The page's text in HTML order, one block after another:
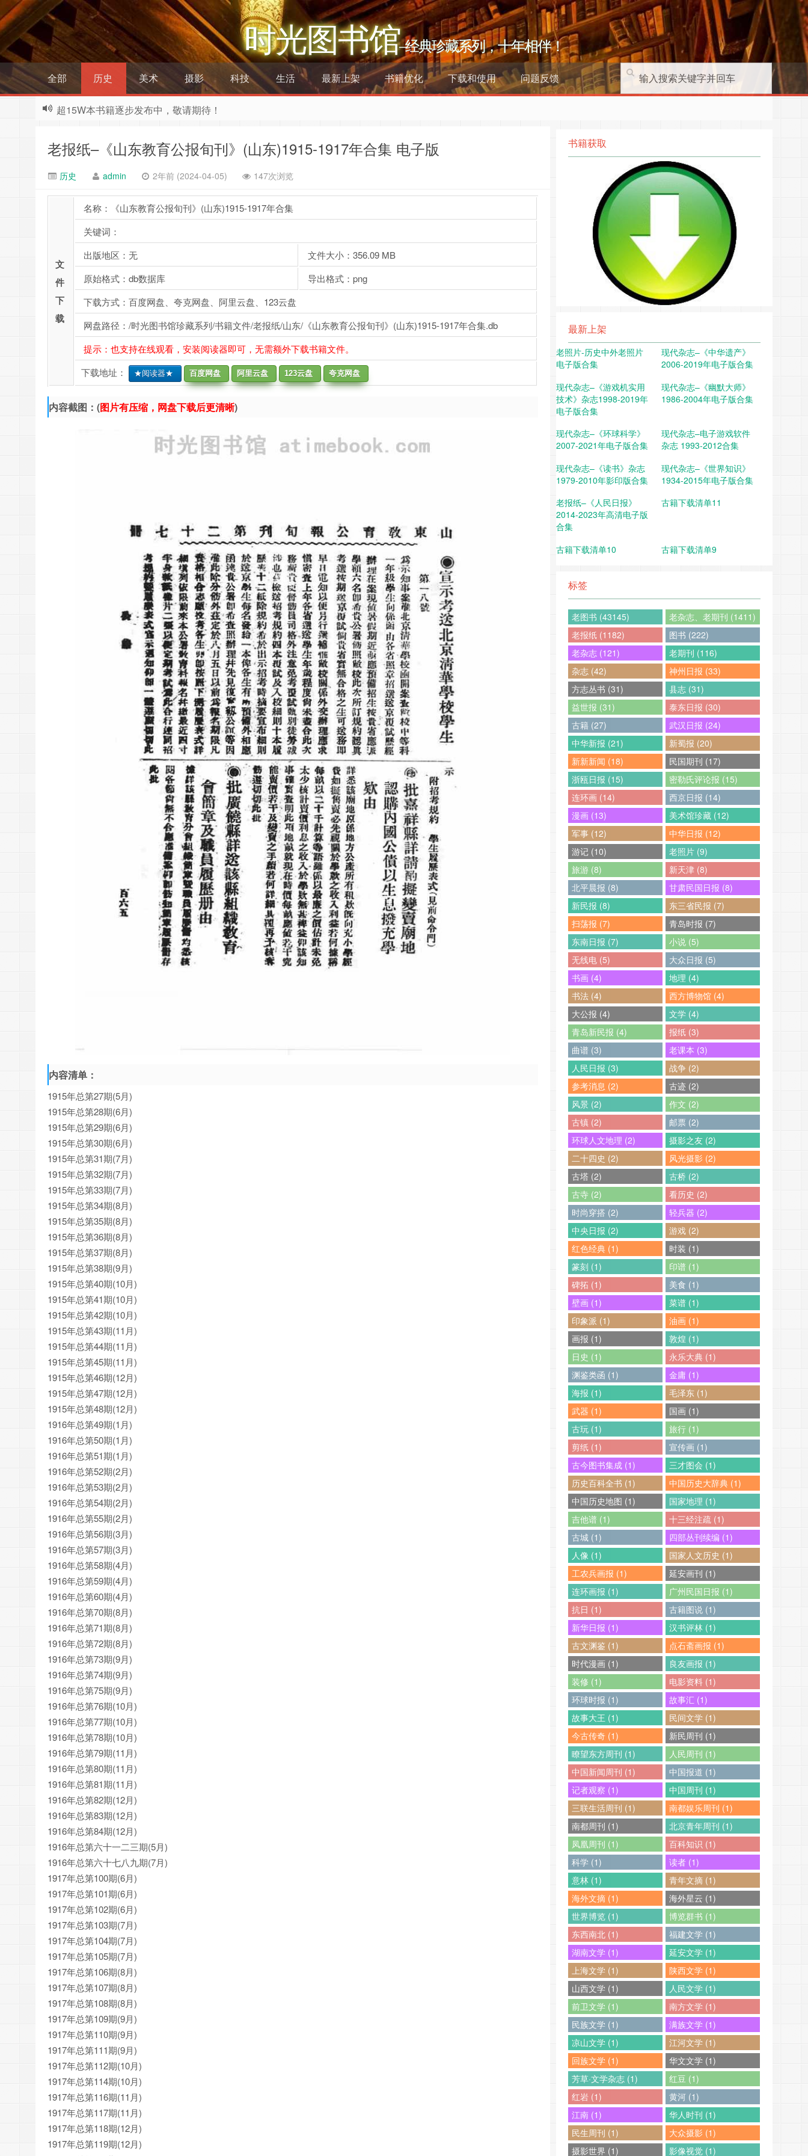
时光图书馆–经典珍藏系列，十年相伴！
全部 历史 美术 摄影 科技 生活 最新上架 书籍优化 下载和使用 问题反馈
超15W本书籍逐步发布中，敬请期待！
老报纸–《山东教育公报旬刊》(山东)1915-1917年合集 电子版
历史 admin 2年前 (2024-04-05) 147次浏览
文
件
下
载
名称：《山东教育公报旬刊》(山东)1915-1917年合集
关键词：
出版地区：无
文件大小：356.09 MB
原始格式：db数据库
导出格式：png
下载方式：百度网盘、夸克网盘、阿里云盘、123云盘
网盘路径：/时光图书馆珍藏系列/书籍文件/老报纸/山东/《山东教育公报旬刊》(山东)1915-1917年合集.db
提示：也支持在线观看，安装阅读器即可，无需额外下载书籍文件。
下载地址：
★阅读器★ 百度网盘 阿里云盘 123云盘 夸克网盘
内容截图：(图片有压缩，网盘下载后更清晰)
内容清单：
1915年总第27期(5月)
1915年总第28期(6月)
1915年总第29期(6月)
1915年总第30期(6月)
1915年总第31期(7月)
1915年总第32期(7月)
1915年总第33期(7月)
1915年总第34期(8月)
1915年总第35期(8月)
1915年总第36期(8月)
1915年总第37期(8月)
1915年总第38期(9月)
1915年总第40期(10月)
1915年总第41期(10月)
1915年总第42期(10月)
1915年总第43期(11月)
1915年总第44期(11月)
1915年总第45期(11月)
1915年总第46期(12月)
1915年总第47期(12月)
1915年总第48期(12月)
1916年总第49期(1月)
1916年总第50期(1月)
1916年总第51期(1月)
1916年总第52期(2月)
1916年总第53期(2月)
1916年总第54期(2月)
1916年总第55期(2月)
1916年总第56期(3月)
1916年总第57期(3月)
1916年总第58期(4月)
1916年总第59期(4月)
1916年总第60期(4月)
1916年总第70期(8月)
1916年总第71期(8月)
1916年总第72期(8月)
1916年总第73期(9月)
1916年总第74期(9月)
1916年总第75期(9月)
1916年总第76期(10月)
1916年总第77期(10月)
1916年总第78期(10月)
1916年总第79期(11月)
1916年总第80期(11月)
1916年总第81期(11月)
1916年总第82期(12月)
1916年总第83期(12月)
1916年总第84期(12月)
1916年总第六十一二三期(5月)
1916年总第六十七八九期(7月)
1917年总第100期(6月)
1917年总第101期(6月)
1917年总第102期(6月)
1917年总第103期(7月)
1917年总第104期(7月)
1917年总第105期(7月)
1917年总第106期(8月)
1917年总第107期(8月)
1917年总第108期(8月)
1917年总第109期(9月)
1917年总第110期(9月)
1917年总第111期(9月)
1917年总第112期(10月)
1917年总第114期(10月)
1917年总第116期(11月)
1917年总第117期(11月)
1917年总第118期(12月)
1917年总第119期(12月)
书籍获取
最新上架
老照片-历史中外老照片
电子版合集
现代杂志–《中华遗产》
2006-2019年电子版合集
现代杂志–《游戏机实用
技术》杂志1998-2019年
电子版合集
现代杂志–《幽默大师》
1986-2004年电子版合集
现代杂志–《环球科学》
2007-2021年电子版合集
现代杂志–电子游戏软件
杂志 1993-2012合集
现代杂志–《读书》杂志
1979-2010年影印版合集
现代杂志–《世界知识》
1934-2015年电子版合集
老报纸–《人民日报》
2014-2023年高清电子版
合集
古籍下载清单11
古籍下载清单10 古籍下载清单9
标签
老图书 (43145)
老杂志、老期刊 (1411)
老报纸 (1182)
图书 (222)
老杂志 (121)
老期刊 (116)
杂志 (42)
神州日报 (33)
方志丛书 (31)
县志 (31)
益世报 (31)
泰东日报 (30)
古籍 (27)
武汉日报 (24)
中华新报 (21)
新蜀报 (20)
新新新闻 (18)
民国期刊 (17)
浙瓯日报 (15)
密勒氏评论报 (15)
连环画 (14)
西京日报 (14)
漫画 (13)
美术馆珍藏 (12)
军事 (12)
中华日报 (12)
游记 (10)
老照片 (9)
旅游 (8)
新天津 (8)
北平晨报 (8)
甘肃民国日报 (8)
新民报 (8)
东三省民报 (7)
扫荡报 (7)
青岛时报 (7)
东南日报 (7)
小说 (5)
无线电 (5)
大众日报 (5)
书画 (4)
地理 (4)
书法 (4)
西方博物馆 (4)
大公报 (4)
文学 (4)
青岛新民报 (4)
报纸 (3)
曲谱 (3)
老课本 (3)
人民日报 (3)
战争 (2)
参考消息 (2)
古迹 (2)
风景 (2)
作文 (2)
古镇 (2)
邮票 (2)
环球人文地理 (2)
摄影之友 (2)
二十四史 (2)
风光摄影 (2)
古塔 (2)
古桥 (2)
古寺 (2)
看历史 (2)
时尚穿搭 (2)
轻兵器 (2)
中央日报 (2)
游戏 (2)
红色经典 (1)
时装 (1)
篆刻 (1)
印谱 (1)
碑拓 (1)
美食 (1)
壁画 (1)
菜谱 (1)
印象派 (1)
油画 (1)
画报 (1)
敦煌 (1)
日史 (1)
永乐大典 (1)
渊鉴类函 (1)
金庸 (1)
海报 (1)
毛泽东 (1)
武器 (1)
国画 (1)
古玩 (1)
旅行 (1)
剪纸 (1)
宣传画 (1)
古今图书集成 (1)
三才图会 (1)
历史百科全书 (1)
中国历史大辞典 (1)
中国历史地图 (1)
国家地理 (1)
吉他谱 (1)
十三经注疏 (1)
古城 (1)
四部丛刊续编 (1)
人像 (1)
国家人文历史 (1)
工农兵画报 (1)
延安画刊 (1)
连环画报 (1)
广州民国日报 (1)
抗日 (1)
古籍图说 (1)
新华日报 (1)
汉书评林 (1)
古文渊鉴 (1)
点石斋画报 (1)
时代漫画 (1)
良友画报 (1)
装修 (1)
电影资料 (1)
环球时报 (1)
故事汇 (1)
故事大王 (1)
民间文学 (1)
今古传奇 (1)
新民周刊 (1)
瞭望东方周刊 (1)
人民周刊 (1)
中国新闻周刊 (1)
中国报道 (1)
记者观察 (1)
中国周刊 (1)
三联生活周刊 (1)
南都娱乐周刊 (1)
南都周刊 (1)
北京青年周刊 (1)
凤凰周刊 (1)
百科知识 (1)
科学 (1)
读者 (1)
意林 (1)
青年文摘 (1)
海外文摘 (1)
海外星云 (1)
世界博览 (1)
博览群书 (1)
东西南北 (1)
福建文学 (1)
湖南文学 (1)
延安文学 (1)
上海文学 (1)
陕西文学 (1)
山西文学 (1)
人民文学 (1)
前卫文学 (1)
南方文学 (1)
民族文学 (1)
满族文学 (1)
凉山文学 (1)
江河文学 (1)
回族文学 (1)
华文文学 (1)
芳草·文学杂志 (1)
红豆 (1)
红岩 (1)
黄河 (1)
江南 (1)
华人时刊 (1)
民生周刊 (1)
大众摄影 (1)
摄影世界 (1)
影像视觉 (1)